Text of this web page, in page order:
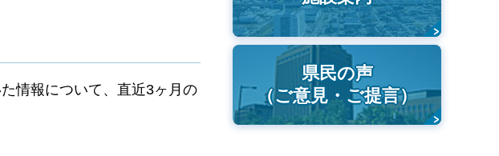
情報について、直近3ヶ月の
県民の声
（ご意見・ご提言）